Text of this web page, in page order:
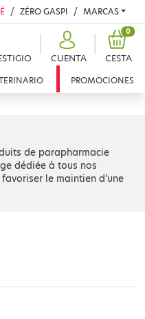
ZÉRO GASPI MARCAS
CUENTA CESTA
0
PROMOCIONES
de parapharmacie
dédiée à tous nos
le maintien d’une